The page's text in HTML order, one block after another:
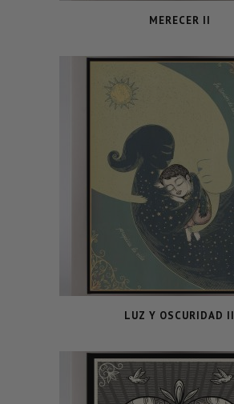
MERECER II
LUZ Y OSCURIDAD II